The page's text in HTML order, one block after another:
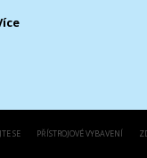
SE PŘÍSTROJOVÉ VYBAVENÍ